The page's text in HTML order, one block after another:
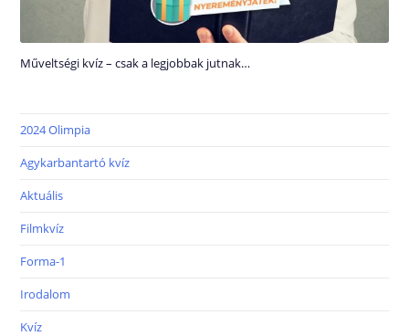
Műveltségi kvíz – csak a legjobbak jutnak…
2024 Olimpia
Agykarbantartó kvíz
Aktuális
Filmkvíz
Forma-1
Irodalom
Kvíz